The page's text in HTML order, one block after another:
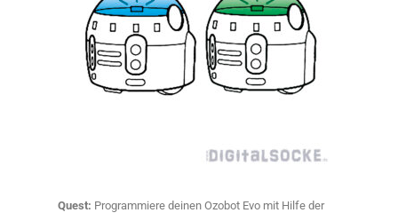
Quest: Programmiere deinen Ozobot Evo mit Hilfe der